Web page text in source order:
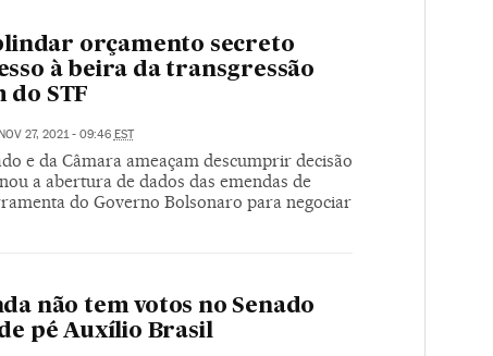
orçamento secreto
à beira da transgressão
STF
NOV 27, 2021 - 09:46 EST
e da Câmara ameaçam descumprir decisão
a abertura de dados das emendas de
do Governo Bolsonaro para negociar
não tem votos no Senado
pé Auxílio Brasil